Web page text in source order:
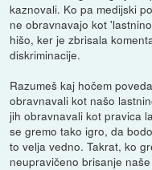
kaznovali. Ko pa medijski
ne obravnavajo kot
hišo, ker je zbrisala
diskriminacije.
Razumeš kaj hočem
obravnavali kot našo
jih obravnavali kot pravica
se gremo tako igro, da
to velja vedno. Takrat, ko
neupravičeno brisanje